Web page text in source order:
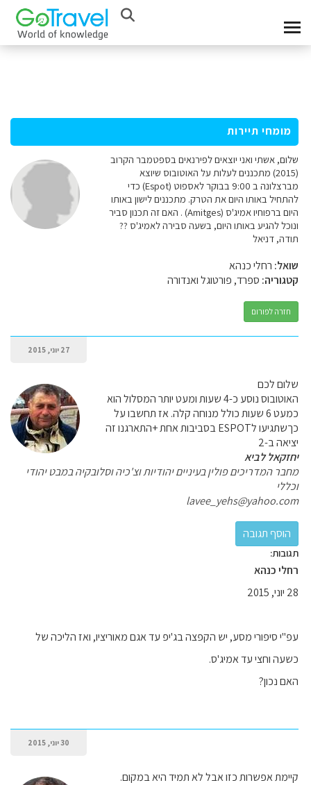
מומחי תיירות
שלום, אשתי ואני יוצאים לפירנאים בספטמבר הקרוב
(2015) מתכננים לעלות על האוטובוס שיוצא
מברצלונה ב 9:00 בבוקר לאספוט (Espot) כדי
להתחיל באותו היום את הטרק. מתכננים לישון באותו
היום ברפוחיו אמיג'ס (Amitges) . האם זה תכנון סביר
ונוכל להגיע באותו היום, בשעה סבירה לאמיג'ס ??
תודה, דניאל
שואל: רחלי כנהא
קטגוריה: ספרד, פורטוגל ואנדורה
חזרה לפורום
27 יוני, 2015
שלום לכם
האוטובוס נוסע כ-4 שעות ומעט יותר המסלול הוא
כמעט 6 שעות כולל מנוחה קלה. אז תחשבו על
כךשתגיעו לESPOT בסביבות אחת +התארגנו זה
יציאה ב-2
יחזקאל לביא
מחבר המדריכים פולין בעיניים יהודיות וצ'כיה וסלובקיה במבט יהודי
וכללי
lavee_yehs@yahoo.com
תגובות:
רחלי כנהא
28 יוני, 2015
עפ"י סיפורי מסע, יש הקפצה בג'יפ עד אגם מאוריציו, ואז הליכה של
כשעה וחצי עד אמיג'ס.
האם נכון?
30 יוני, 2015
קיימת אפשרות כזו אבל לא תמיד היא במקום.